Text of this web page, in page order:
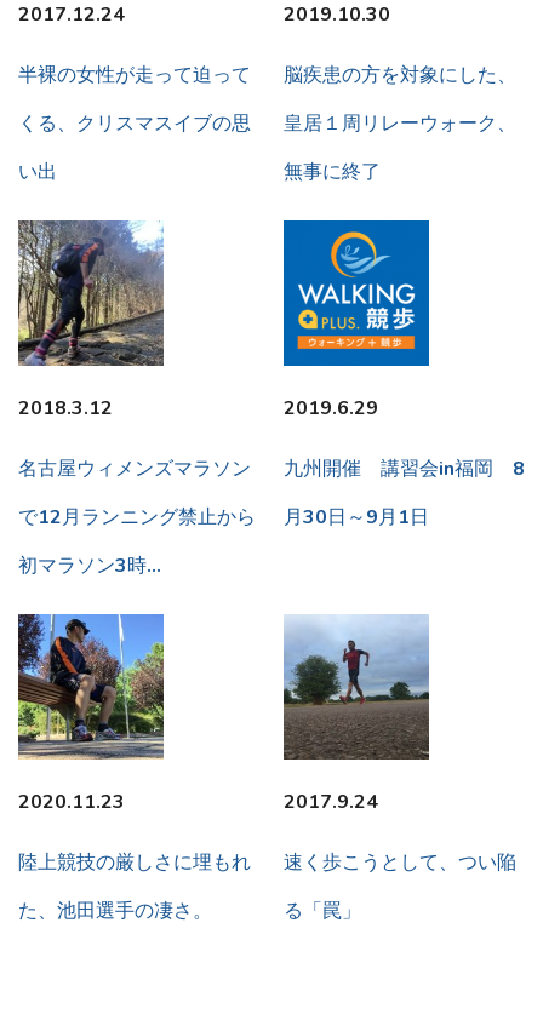
2017.12.24
半裸の女性が走って迫って
くる、クリスマスイブの思
い出
2019.10.30
脳疾患の方を対象にした、
皇居１周リレーウォーク、
無事に終了
2018.3.12
名古屋ウィメンズマラソン
で12月ランニング禁止から
初マラソン3時…
2019.6.29
九州開催 講習会in福岡 8
月30日～9月1日
2020.11.23
陸上競技の厳しさに埋もれ
た、池田選手の凄さ。
2017.9.24
速く歩こうとして、つい陥
る「罠」